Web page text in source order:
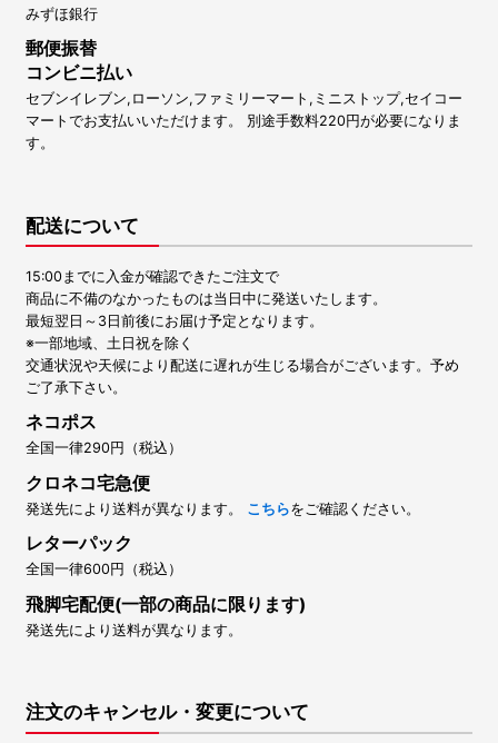
みずほ銀行
郵便振替
コンビニ払い
セブンイレブン,ローソン,ファミリーマート,ミニストップ,セイコー
マートでお支払いいただけます。 別途手数料220円が必要になりま
す。
配送について
15:00までに入金が確認できたご注文で
商品に不備のなかったものは当日中に発送いたします。
最短翌日～3日前後にお届け予定となります。
※一部地域、土日祝を除く
交通状況や天候により配送に遅れが生じる場合がございます。予め
ご了承下さい。
ネコポス
全国一律290円（税込）
クロネコ宅急便
発送先により送料が異なります。 こちらをご確認ください。
レターパック
全国一律600円（税込）
飛脚宅配便(一部の商品に限ります)
発送先により送料が異なります。
注文のキャンセル・変更について